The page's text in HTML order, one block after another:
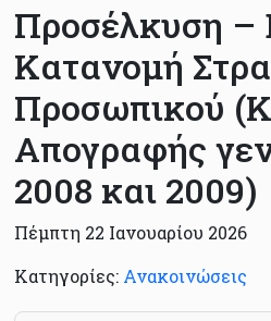
Προσέλκυση –
Κατανομή
Προσωπικού
Απογραφής
2008 και 2009)
Πέμπτη 22 Ιανουαρίου 2026
Κατηγορίες: Ανακοινώσεις